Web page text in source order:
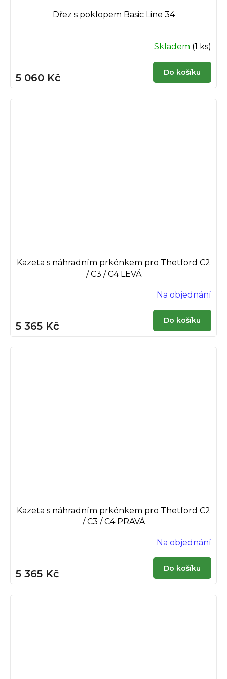
Dřez s poklopem Basic Line 34
Skladem (1 ks)
5 060 Kč Do košíku
Kazeta s náhradním prkénkem pro Thetford C2
/ C3 / C4 LEVÁ
Na objednání
5 365 Kč Do košíku
Kazeta s náhradním prkénkem pro Thetford C2
/ C3 / C4 PRAVÁ
Na objednání
5 365 Kč Do košíku